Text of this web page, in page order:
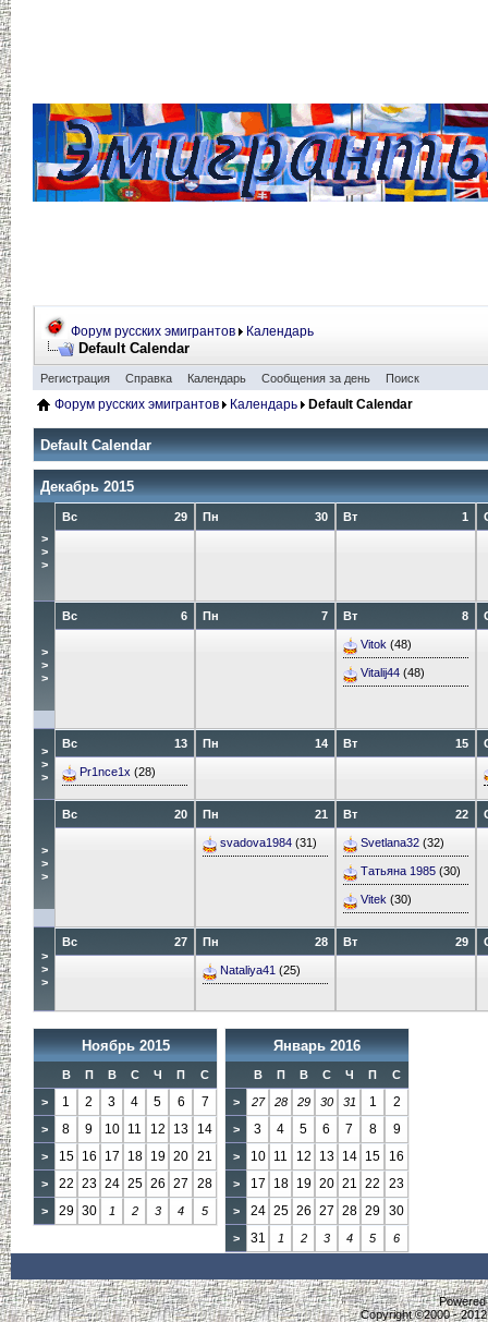
Форум русских эмигрантов Календарь
Default Calendar
Регистрация Справка Календарь Сообщения за день Поиск
Форум русских эмигрантов Календарь Default Calendar
Default Calendar
Декабрь 2015
>
>
>
29
Вс 30
Пн 1
Вт
>
>
>
6
Вс 7
Пн 8
Вт
Vitok (48)
Vitalij44 (48)
>
>
>
13
Вс
Pr1nce1x (28)
14
Пн 15
Вт
>
>
>
20
Вс 21
Пн
svadova1984 (31)
22
Вт
Svetlana32 (32)
Татьяна 1985 (30)
Vitek (30)
>
>
>
27
Вс 28
Пн
Nataliya41 (25)
29
Вт
Ноябрь 2015
В П В С Ч П С
> 1 2 3 4 5 6 7
> 8 9 10 11 12 13 14
> 15 16 17 18 19 20 21
> 22 23 24 25 26 27 28
> 29 30 1 2 3 4 5
Январь 2016
В П В С Ч П С
> 27 28 29 30 31 1 2
> 3 4 5 6 7 8 9
> 10 11 12 13 14 15 16
> 17 18 19 20 21 22 23
> 24 25 26 27 28 29 30
> 31 1 2 3 4 5 6
Powered
Copyright ©2000 -